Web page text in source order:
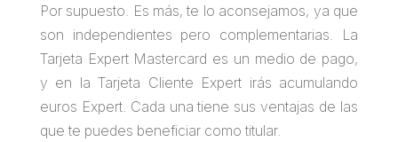
Por supuesto. Es más, te lo aconsejamos, ya que
son independientes pero complementarias. La
Tarjeta Expert Mastercard es un medio de pago,
y en la Tarjeta Cliente Expert irás acumulando
euros Expert. Cada una tiene sus ventajas de las
que te puedes beneficiar como titular.